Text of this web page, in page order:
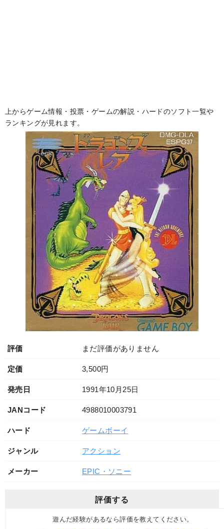
上からゲーム情報・投票・ゲームの解説・ハードのソフト一覧や
ランキングが見れます。
評価 まだ評価がありません
定価 3,500円
発売日 1991年10月25日
JANコード 4988010003791
ハード ゲームボーイ
ジャンル アクション
メーカー EPIC・ソニー
評価する
遊んだ経験があるなら評価を教えてください。